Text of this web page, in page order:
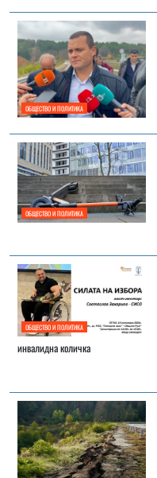
ОБЩЕСТВО И ПОЛИТИКА
ОБЩЕСТВО И ПОЛИТИКА
ОБЩЕСТВО И ПОЛИТИКА
инвалидна количка